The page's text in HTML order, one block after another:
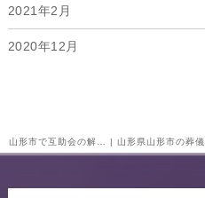
山形市で互助会の解… | 山形県山形市の葬儀
2021年2月
2020年12月